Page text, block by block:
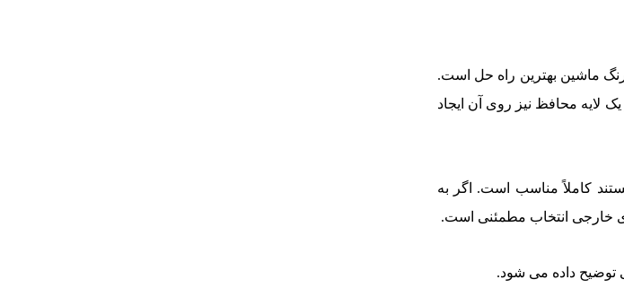
ماشین بهترین راه حل است.
لایه محافظ نیز روی آن ایجاد
کاملاً مناسب است. اگر به
خارجی انتخاب مطمئنی است.
توضیح داده می شود.